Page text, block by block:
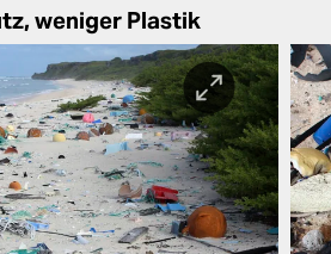
weniger Plastik